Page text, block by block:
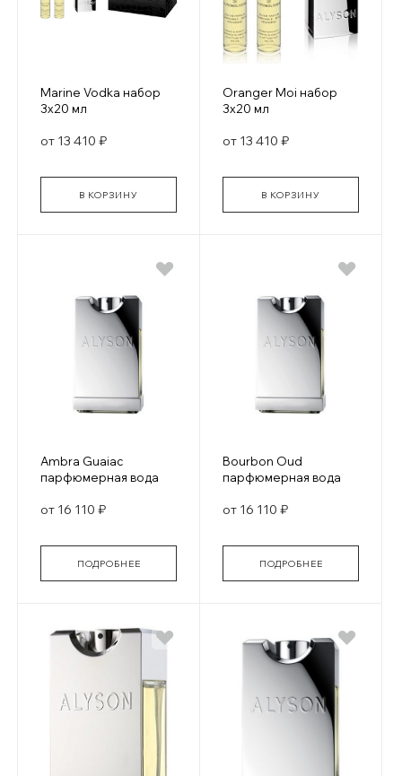
Marine Vodka набор
3х20 мл
от 13 410 ₽
В КОРЗИНУ
Oranger Moi набор
3х20 мл
от 13 410 ₽
В КОРЗИНУ
Ambra Guaiac
парфюмерная вода
от 16 110 ₽
ПОДРОБНЕЕ
Bourbon Oud
парфюмерная вода
от 16 110 ₽
ПОДРОБНЕЕ